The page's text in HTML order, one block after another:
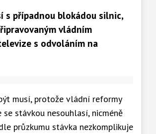
s případnou blokádou silnic,
vládním
s odvoláním na
musí, protože vládní reformy
stávkou nesouhlasí, nicméně
průzkumu stávka nezkomplikuje